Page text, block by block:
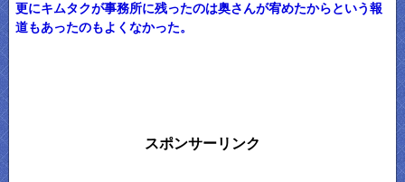
更にキムタクが事務所に残ったのは奥さんが宥めたからという報
道もあったのもよくなかった。
スポンサーリンク